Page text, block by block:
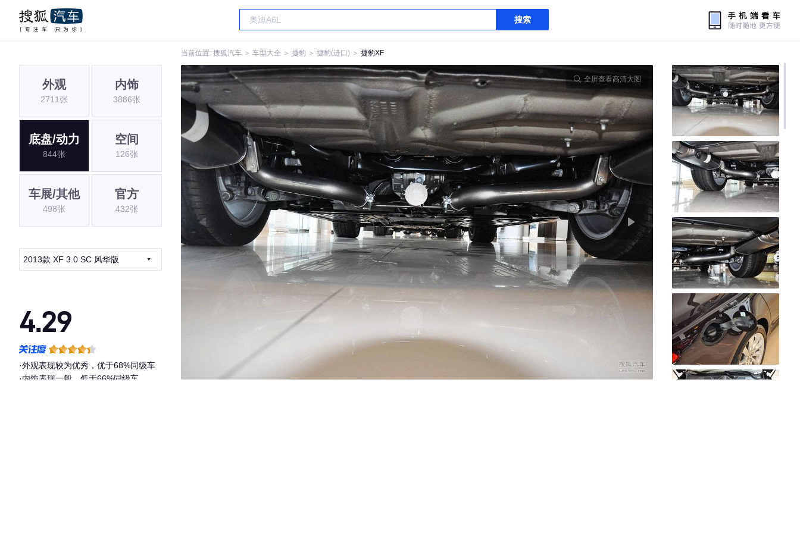
搜索
当前位置: 搜狐汽车 ＞ 车型大全 ＞ 捷豹 ＞ 捷豹(进口) ＞ 捷豹XF
外观
2711张
内饰
3886张
底盘/动力
844张
空间
126张
车展/其他
498张
官方
432张
2013款 XF 3.0 SC 风华版
4.29
·外观表现较为优秀，优于68%同级车
·内饰表现一般，低于66%同级车
全屏查看高清大图